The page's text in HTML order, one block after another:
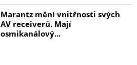
Marantz mění vnitřnosti svých
AV receiverů. Mají
osmikanálový...